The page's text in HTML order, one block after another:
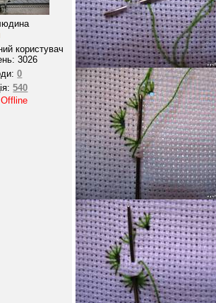
користувач
3026
0
540
Offline